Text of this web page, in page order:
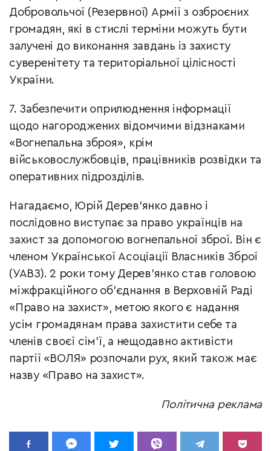
Добровольчої (Резервної) Армії з озброєних
громадян, які в стислі терміни можуть бути
залучені до виконання завдань із захисту
суверенітету та територіальної цілісності
України.
7. Забезпечити оприлюднення інформації
щодо нагороджених відомчими відзнаками
«Вогнепальна зброя», крім
військовослужбовців, працівників розвідки та
оперативних підрозділів.
Нагадаємо, Юрій Дерев'янко давно і
послідовно виступає за право українців на
захист за допомогою вогнепальної зброї. Він є
членом Української Асоціації Власників Зброї
(УАВЗ). 2 роки тому Дерев'янко став головою
міжфракційного об’єднання в Верховній Раді
«Право на захист», метою якого є надання
усім громадянам права захистити себе та
членів своєї сім’ї, а нещодавно активісти
партії «ВОЛЯ» розпочали рух, який також має
назву «Право на захист».
Політична реклама